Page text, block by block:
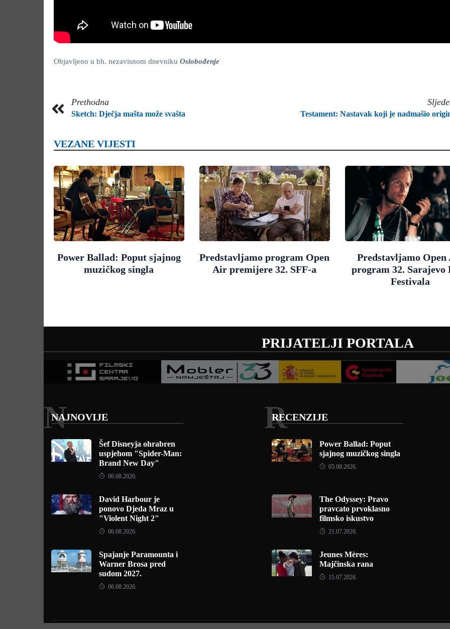
Objavljeno u bh. nezavisnom dnevniku Oslobođenje
Prethodna
Sketch: Dječja mašta može svašta Testament: Nastavak koji je nadmašio
VEZANE VIJESTI
Power Ballad: Poput sjajnog
muzičkog singla
Predstavljamo program Open
Air premijere 32. SFF-a
Predstavljamo
program 32. Sarajevo
Festivala
PRIJATELJI PORTALA
NAJNOVIJE
N
Šef Disneyja ohrabren
uspjehom "Spider-Man:
Brand New Day"
06.08.2026.
David Harbour je
ponovo Djeda Mraz u
"Violent Night 2"
06.08.2026.
Spajanje Paramounta i
Warner Brosa pred
sudom 2027.
06.08.2026.
RECENZIJE
R
Power Ballad: Poput
sjajnog muzičkog singla
05.08.2026.
The Odyssey: Pravo
pravcato prvoklasno
filmsko iskustvo
21.07.2026.
Jeunes Mères:
Majčinska rana
15.07.2026.